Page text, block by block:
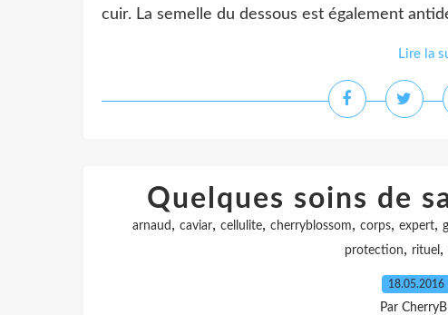
cuir. La semelle du dessous est également
Lire la
Quelques soins de
arnaud , caviar, cellulite, cherryblossom, corps, expert,
protection, rituel ,
18.05.2016
Par